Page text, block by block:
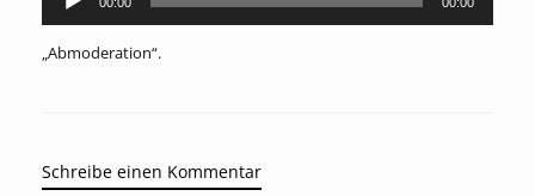
Audio-
„Abmoderation“.
Schreibe einen Kommentar